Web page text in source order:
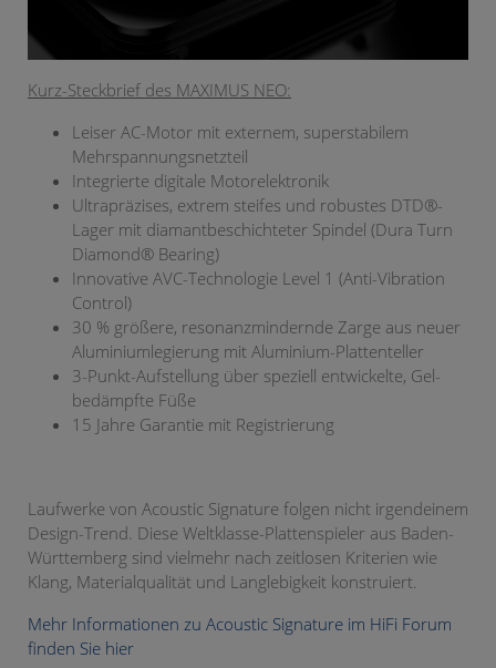
Kurz-Steckbrief des MAXIMUS NEO:
Leiser AC-Motor mit externem, superstabilem
Mehrspannungsnetzteil
Integrierte digitale Motorelektronik
Ultrapräzises, extrem steifes und robustes DTD®-
Lager mit diamantbeschichteter Spindel (Dura Turn
Diamond® Bearing)
Innovative AVC-Technologie Level 1 (Anti-Vibration
Control)
30 % größere, resonanzmindernde Zarge aus neuer
Aluminiumlegierung mit Aluminium-Plattenteller
3-Punkt-Aufstellung über speziell entwickelte, Gel-
bedämpfte Füße
15 Jahre Garantie mit Registrierung
Laufwerke von Acoustic Signature folgen nicht irgendeinem
Design-Trend. Diese Weltklasse-Plattenspieler aus Baden-
Württemberg sind vielmehr nach zeitlosen Kriterien wie
Klang, Materialqualität und Langlebigkeit konstruiert.
Mehr Informationen zu Acoustic Signature im HiFi Forum
finden Sie hier